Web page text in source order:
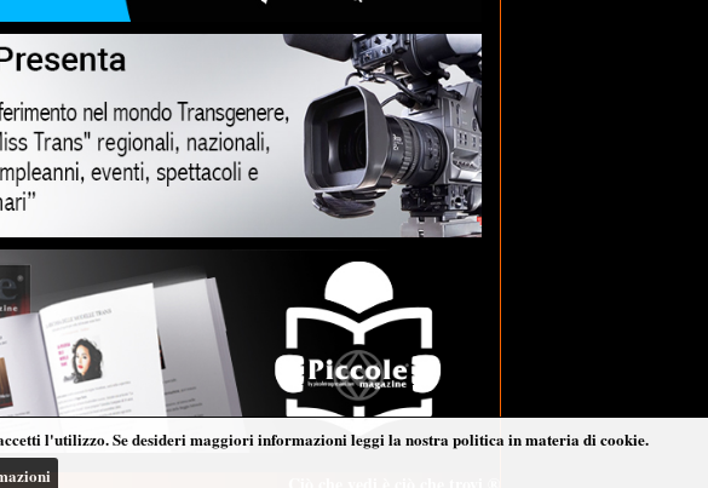
l'utilizzo. Se desideri maggiori informazioni leggi la nostra politica in materia di cookie.